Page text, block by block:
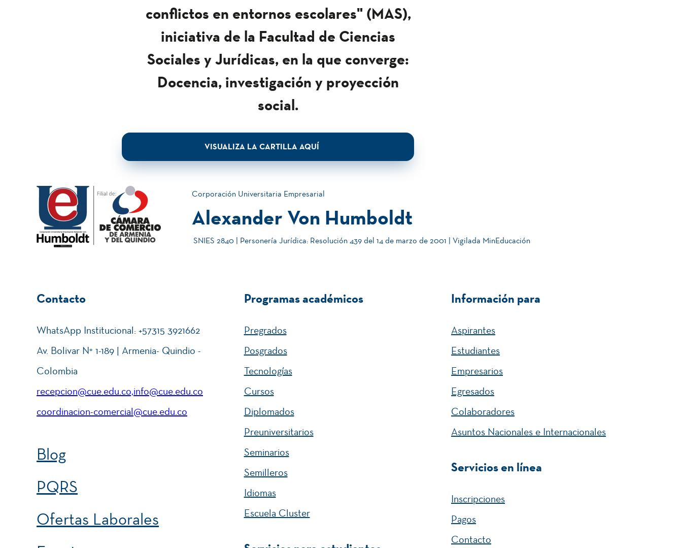
conflictos en entornos escolares" (MAS),
iniciativa de la Facultad de Ciencias
Sociales y Jurídicas, en la que converge:
Docencia, investigación y proyección
social.
VISUALIZA LA CARTILLA AQUÍ
Corporación Universitaria Empresarial
Alexander Von Humboldt
SNIES 2840 | Personería Jurídica: Resolución 439 del 14 de marzo de 2001 | Vigilada MinEducación
Contacto
WhatsApp Institucional: +57315 3921662
Av. Bolivar N° 1-189 | Armenia- Quindio -
Colombia
recepcion@cue.edu.co,info@cue.edu.co
coordinacion-comercial@cue.edu.co
Blog
PQRS
Ofertas Laborales
Programas académicos
Pregrados
Posgrados
Tecnologías
Cursos
Diplomados
Preuniversitarios
Seminarios
Semilleros
Idiomas
Escuela Cluster
Información para
Aspirantes
Estudiantes
Empresarios
Egresados
Colaboradores
Asuntos Nacionales e Internacionales
Servicios en línea
Inscripciones
Pagos
Contacto